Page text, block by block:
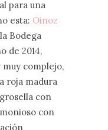
para una
esta: Oinoz
Bodega
de 2014,
complejo,
roja madura
con
con